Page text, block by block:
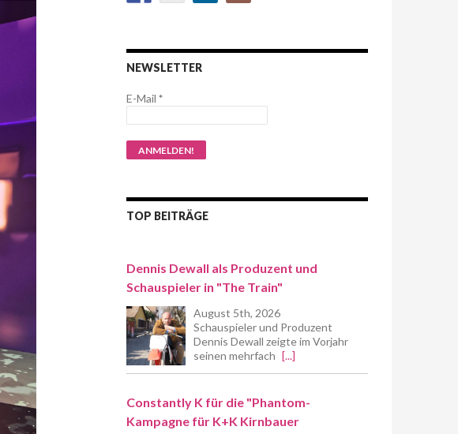
NEWSLETTER
E-Mail *
TOP BEITRÄGE
Dennis Dewall als Produzent und
Schauspieler in "The Train"
August 5th, 2026
Schauspieler und Produzent
Dennis Dewall zeigte im Vorjahr
seinen mehrfach [...]
Constantly K für die "Phantom-
Kampagne für K+K Kirnbauer